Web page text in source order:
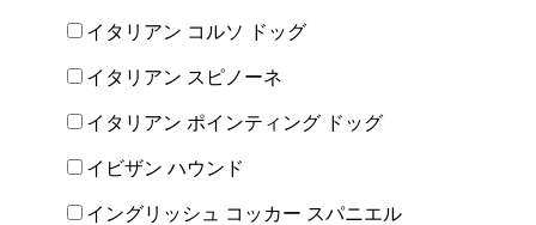
イタリアン コルソ ドッグ
イタリアン スピノーネ
イタリアン ポインティング ドッグ
イビザン ハウンド
イングリッシュ コッカー スパニエル